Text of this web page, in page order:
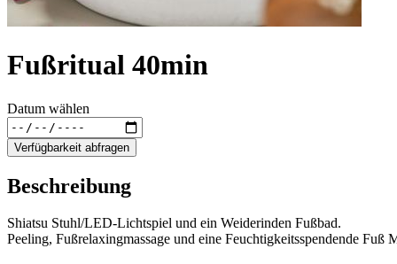
Fußritual 40min
Datum wählen
Verfügbarkeit abfragen
Beschreibung
Shiatsu Stuhl/LED-Lichtspiel und ein Weiderinden Fußbad.
Peeling, Fußrelaxingmassage und eine Feuchtigkeitsspendende Fuß